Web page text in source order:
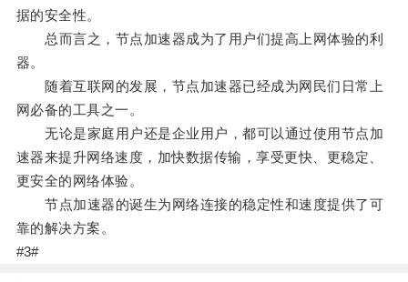
据的安全性。
总而言之，节点加速器成为了用户们提高上网体验的利
器。
随着互联网的发展，节点加速器已经成为网民们日常上
网必备的工具之一。
无论是家庭用户还是企业用户，都可以通过使用节点加
速器来提升网络速度，加快数据传输，享受更快、更稳定、
更安全的网络体验。
节点加速器的诞生为网络连接的稳定性和速度提供了可
靠的解决方案。
#3#